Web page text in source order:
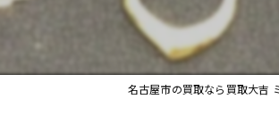
名古屋市の買取なら買取大吉